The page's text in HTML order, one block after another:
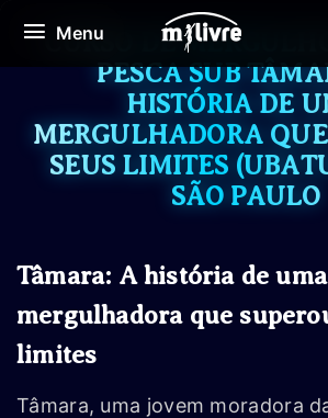
paraMenu
Menu
CURSO DE
PESCA SUB
HISTÓRIA DE
MERGULHADORA
SEUS LIMITES
SÃO PAULO
Tâmara: A história de uma
mergulhadora que
limites
Tâmara, uma jovem moradora